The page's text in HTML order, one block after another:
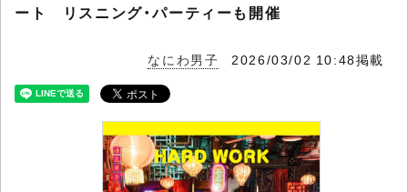
ート リスニング・パーティーも開催
なにわ男子 2026/03/02 10:48掲載